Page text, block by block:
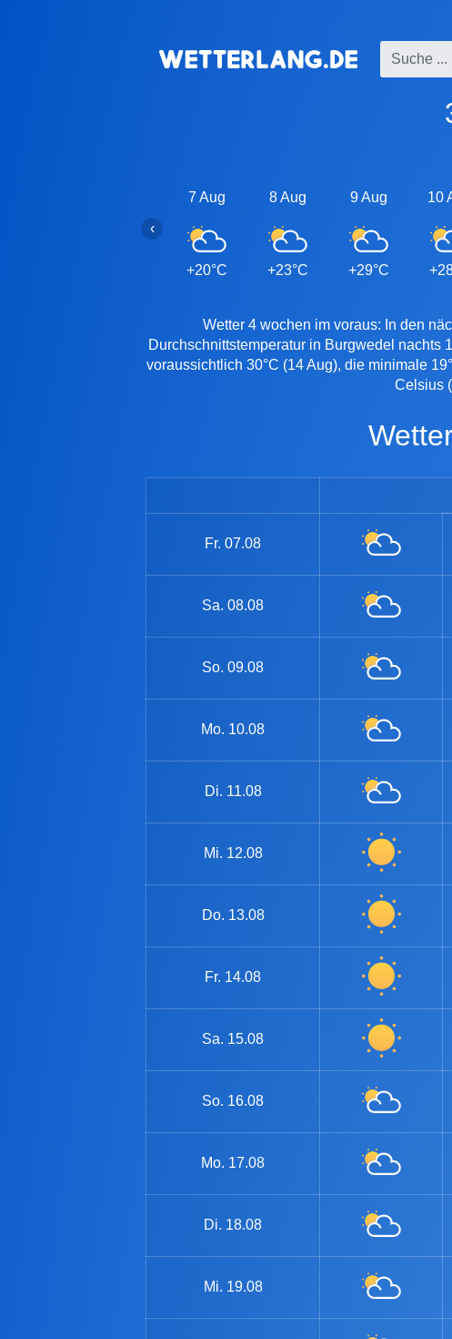
7 Aug
+20°C
8 Aug
+23°C
9 Aug
+29°C
10
‹
Wetter 4 wochen im voraus: In den
Durchschnittstemperatur in Burgwedel nachts
voraussichtlich 30°C (14 Aug), die minimale
Celsius
Fr. 07.08
Sa. 08.08
So. 09.08
Mo. 10.08
Di. 11.08
Mi. 12.08
Do. 13.08
Fr. 14.08
Sa. 15.08
So. 16.08
Mo. 17.08
Di. 18.08
Mi. 19.08